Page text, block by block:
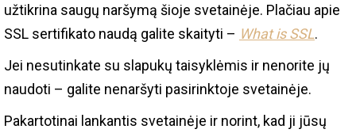
užtikrina saugų naršymą šioje svetainėje. Plačiau apie
SSL sertifikato naudą galite skaityti – What is SSL.
Jei nesutinkate su slapukų taisyklėmis ir nenorite jų
naudoti – galite nenaršyti pasirinktoje svetainėje.
Pakartotinai lankantis svetainėje ir norint, kad ji jūsų